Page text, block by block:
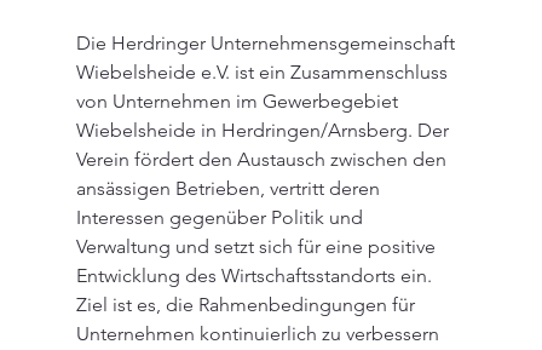
Die Herdringer Unternehmensgemeinschaft
Wiebelsheide e.V. ist ein Zusammenschluss
von Unternehmen im Gewerbegebiet
Wiebelsheide in Herdringen/Arnsberg. Der
Verein fördert den Austausch zwischen den
ansässigen Betrieben, vertritt deren
Interessen gegenüber Politik und
Verwaltung und setzt sich für eine positive
Entwicklung des Wirtschaftsstandorts ein.
Ziel ist es, die Rahmenbedingungen für
Unternehmen kontinuierlich zu verbessern